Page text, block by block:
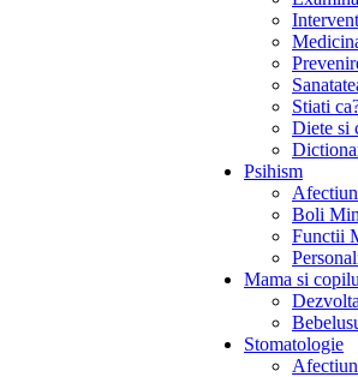
Stiati
Diete si
Psihism
Boli
Functii
Mama si
Stomatologie